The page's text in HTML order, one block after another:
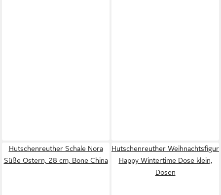
Hutschenreuther Schale Nora
Süße Ostern, 28 cm, Bone China
Hutschenreuther Weihnachtsfigur
Happy Wintertime Dose klein,
Dosen